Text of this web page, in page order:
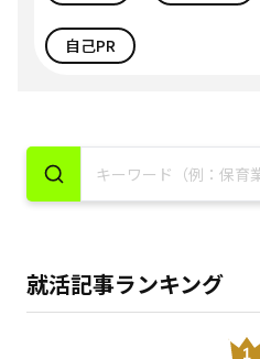
自己PR
就活記事ランキング